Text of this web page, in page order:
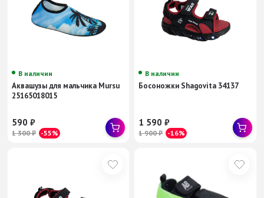
В наличии
Аквашузы для мальчика Mursu
25165018015
590₽
1 300₽ -55%
В наличии
Босоножки Shagovita 34137
1 590₽
1 900₽ -16%